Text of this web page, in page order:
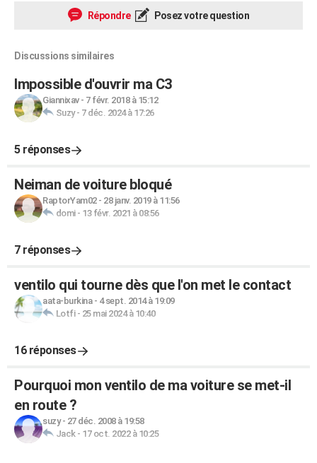
Répondre Posez votre question
Discussions similaires
Impossible d'ouvrir ma C3
Giannixav- 7 févr. 2018 à 15:12
Suzy- 7 déc. 2024 à 17:26
5 réponses
Neiman de voiture bloqué
RaptorYam02- 28 janv. 2019 à 11:56
domi- 13 févr. 2021 à 08:56
7 réponses
ventilo qui tourne dès que l'on met le contact
aata-burkina- 4 sept. 2014 à 19:09
Lotfi- 25 mai 2024 à 10:40
16 réponses
Pourquoi mon ventilo de ma voiture se met-il
en route ?
suzy- 27 déc. 2008 à 19:58
Jack- 17 oct. 2022 à 10:25